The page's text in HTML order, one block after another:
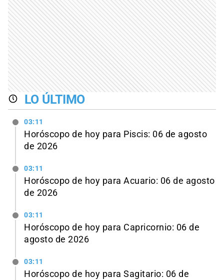
LO ÚLTIMO
03:11
Horóscopo de hoy para Piscis: 06 de agosto
de 2026
03:11
Horóscopo de hoy para Acuario: 06 de agosto
de 2026
03:11
Horóscopo de hoy para Capricornio: 06 de
agosto de 2026
03:11
Horóscopo de hoy para Sagitario: 06 de